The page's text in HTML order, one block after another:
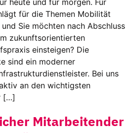
für die Themen Mobilität
Sie möchten nach Abschluss
zukunftsorientierten
einsteigen? Die
sind ein moderner
Bei uns
an den wichtigsten
[…]
Mitarbeitender